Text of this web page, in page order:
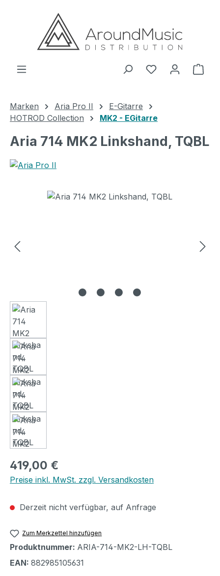
Zum Hauptinhalt springen
Marken Aria Pro II
E-Gitarre
HOTROD Collection
MK2 - EGitarre
Aria 714 MK2 Linkshand, TQBL
Bildergalerie überspringen
Regulärer Preis:
419,00 €
Preise inkl. MwSt. zzgl. Versandkosten
Derzeit nicht verfügbar, auf Anfrage
Zum Merkzettel hinzufügen
Produktnummer: ARIA-714-MK2-LH-TQBL
EAN: 882985105631